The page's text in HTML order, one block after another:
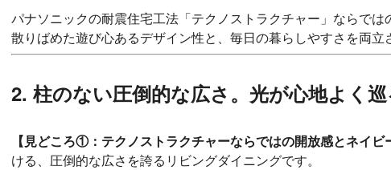
パナソニックの耐震住宅工法「テクノストラクチャー」ならで
散りばめた遊び心あるデザイン性と、毎日の暮らしやすさを両
2. 柱のない圧倒的な広さ。光が心地よく巡
【見どころ①：テクノストラクチャーならではの開放感とネイビ
ける、圧倒的な広さを誇るリビングダイニングです。